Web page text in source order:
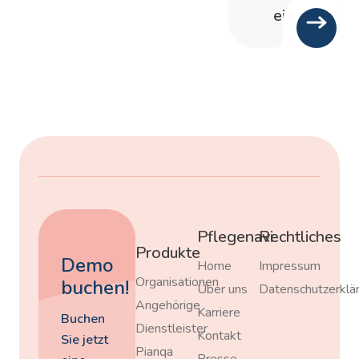
ein
Demo
buchen!
Buchen
Sie jetzt
Produkte
Organisationen
Angehörige
Dienstleister
Pianqa
Pflegenavi
Home
Über uns
Karriere
Kontakt
Rechtliches
Impressum